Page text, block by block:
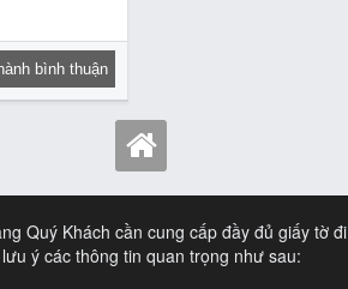
bình thuận
Quý Khách cần cung cấp đầy đủ giấy tờ đi
ý các thông tin quan trọng như sau: